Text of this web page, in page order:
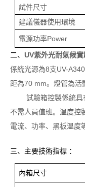
試件尺寸
建議儀器使用環境
電源功率Power
二、 UV紫外光耐氣候實
係統光源為8支UV-
距為70 mm。燈管為活
試驗箱控製係統
不需人員值班。溫度控
電流、功率、黑板溫度
三、 主要技術指標 ：
內箱尺寸